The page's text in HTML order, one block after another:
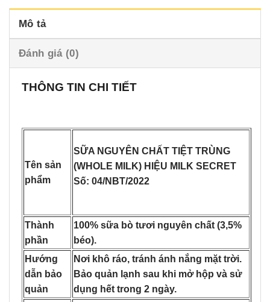
Mô tả
Đánh giá (0)
THÔNG TIN CHI TIẾT
Tên sản
phẩm
SỮA NGUYÊN CHẤT TIỆT TRÙNG
(WHOLE MILK) HIỆU MILK SECRET
Số: 04/NBT/2022
Thành
phần
100% sữa bò tươi nguyên chất (3,5%
béo).
Hướng
dẫn bảo
quản
Nơi khô ráo, tránh ánh nắng mặt trời.
Bảo quản lạnh sau khi mở hộp và sử
dụng hết trong 2 ngày.